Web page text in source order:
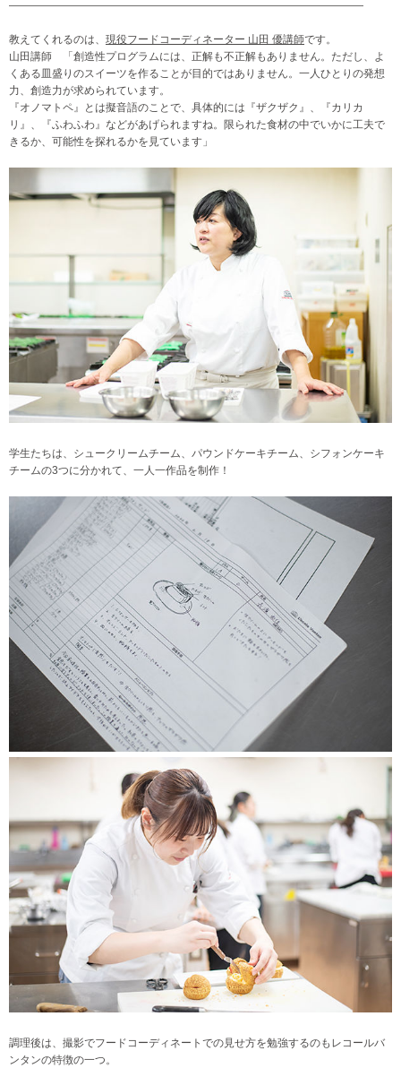
—————————————————————————————————
教えてくれるのは、 現役フードコーディネーター 山田 優講師です。
山田講師 「創造性プログラムには、正解も不正解もありません。ただし、よ
くある皿盛りのスイーツを作ることが目的ではありません。一人ひとりの発想
力、創造力が求められています。
『オノマトペ』とは擬音語のことで、具体的には『ザクザク』、『カリカ
リ』、『ふわふわ』などがあげられますね。限られた食材の中でいかに工夫で
きるか、可能性を探れるかを見ています」
学生たちは、シュークリームチーム、パウンドケーキチーム、シフォンケーキ
チームの3つに分かれて、一人一作品を制作！
調理後は、撮影でフードコーディネートでの見せ方を勉強するのもレコールバ
ンタンの特徴の一つ。